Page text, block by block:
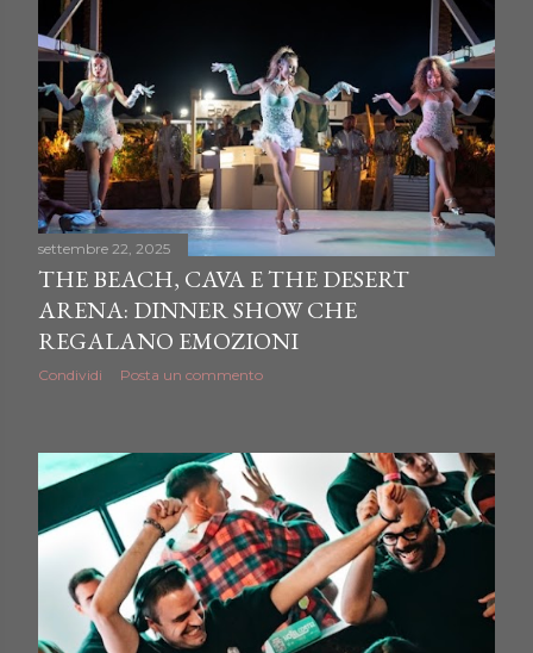
settembre 22, 2025
THE BEACH, CAVA E THE DESERT
ARENA: DINNER SHOW CHE
REGALANO EMOZIONI
Condividi Posta un commento